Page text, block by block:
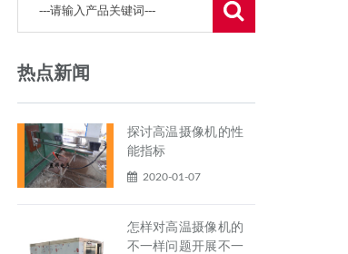
热点新闻
探讨高温摄像机的性
能指标
2020-01-07
怎样对高温摄像机的
不一样问题开展不一